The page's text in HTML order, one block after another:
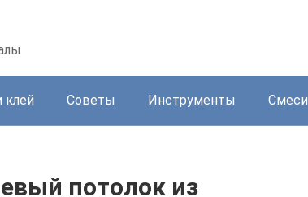
клей Советы Инструменты Смеси
потолок из